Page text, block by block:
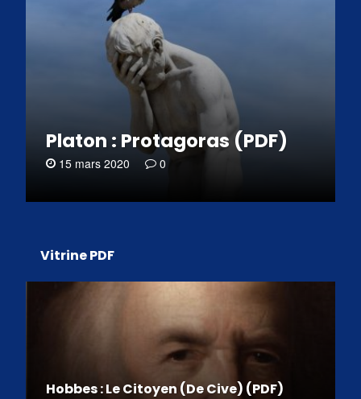
Platon : Protagoras (PDF)
15 mars 2020 0
Vitrine PDF
Hobbes : Le Citoyen (De Cive) (PDF)